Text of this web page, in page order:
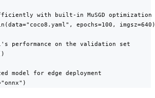
with built-in MuSGD optimization
epochs=100, imgsz=640)
performance on the validation set
model for edge deployment